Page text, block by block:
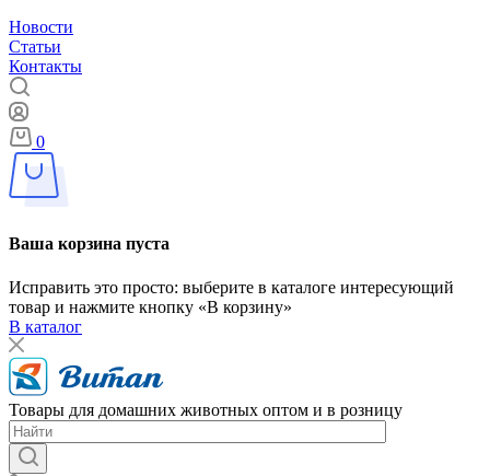
Новости
Статьи
Контакты
0
Ваша корзина пуста
Исправить это просто: выберите в каталоге интересующий
товар и нажмите кнопку «В корзину»
В каталог
Товары для домашних животных оптом и в розницу